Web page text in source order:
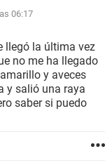
06:17
llegó la última vez
no me ha llegado
y aveces
y salió una raya
saber si puedo